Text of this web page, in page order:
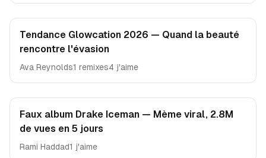
Tendance Glowcation 2026 — Quand la beauté
rencontre l'évasion
Ava Reynolds1 remixes4 j'aime
Faux album Drake Iceman — Mème viral, 2.8M
de vues en 5 jours
Rami Haddad1 j'aime